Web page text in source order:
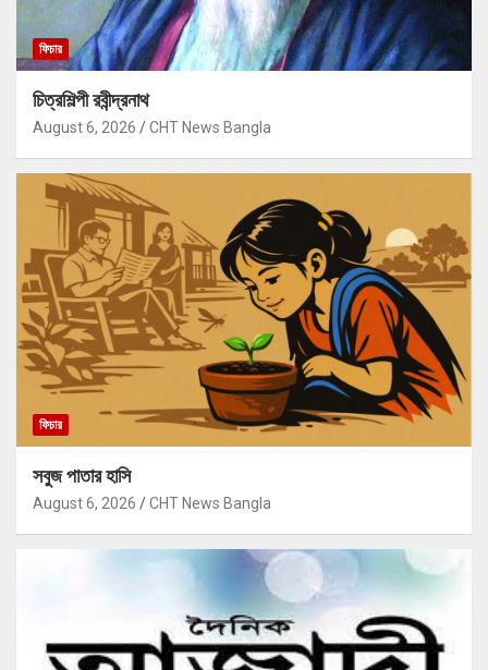
ফিচার
চিত্রশিল্পী রবীন্দ্রনাথ
August 6, 2026 CHT News Bangla
ফিচার
সবুজ পাতার হাসি
August 6, 2026 CHT News Bangla